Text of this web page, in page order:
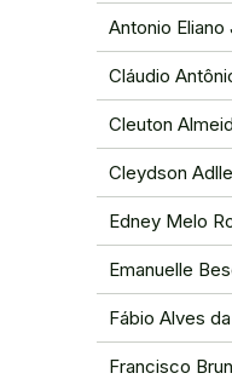
Antonio Eliano
Cláudio
Cleuton
Cleydson
Edney Melo
Emanuelle
Fábio Alves
Francisco